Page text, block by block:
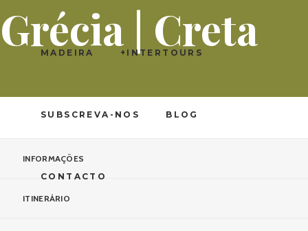
MADEIRA +INTERTOURS
SUBSCREVA-NOS BLOG
CONTACTO
Grécia | Creta
INFORMAÇÕES
ITINERÁRIO